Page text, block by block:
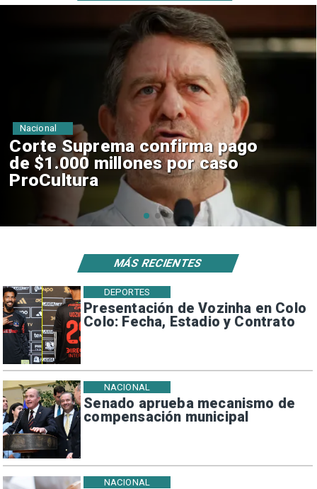
Codelco suspende
construcción de Andes Norte
en El Teniente por riesgos
sísmicos
Nacional
Presentación de Vozinha en Colo
Colo: Fecha, Estadio y Contrato
DEPORTES
Senado aprueba mecanismo de
compensación municipal
NACIONAL
NACIONAL
MÁS RECIENTES